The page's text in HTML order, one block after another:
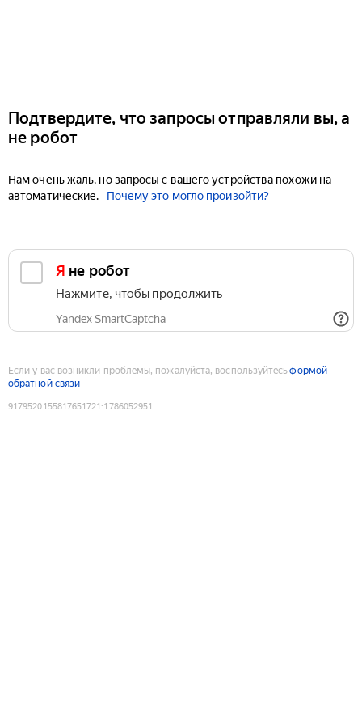
Подтвердите, что запросы отправляли вы, а
не робот
Нам очень жаль, но запросы с вашего устройства похожи на
автоматические.
Почему это могло произойти?
Я не робот
Нажмите, чтобы продолжить
Yandex SmartCaptcha
Если у вас возникли проблемы, пожалуйста, воспользуйтесьформой
обратной связи
9179520155817651721 :1786052951